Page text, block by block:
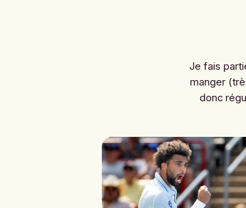
Je fais
manger
donc